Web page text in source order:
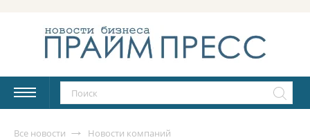
Все новости Новости компаний